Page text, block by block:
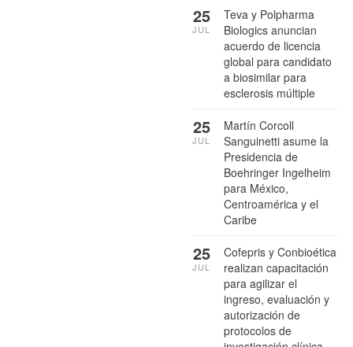
Teva y Polpharma
Biologics anuncian
acuerdo de licencia
global para candidato
a biosimilar para
esclerosis múltiple
25
JUL
Martín Corcoll
Sanguinetti asume la
Presidencia de
Boehringer Ingelheim
para México,
Centroamérica y el
Caribe
25
JUL
Cofepris y Conbioética
realizan capacitación
para agilizar el
ingreso, evaluación y
autorización de
protocolos de
25
JUL